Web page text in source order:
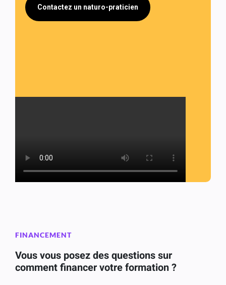
Contactez un naturo-praticien
FINANCEMENT
Vous vous posez des questions sur
comment financer votre formation ?